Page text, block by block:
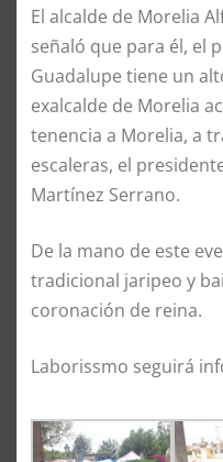
El alcalde de Morelia
señaló que para él, el
Guadalupe tiene un
exalcalde de Morelia
tenencia a Morelia, a
escaleras, el
Martínez Serrano.
De la mano de este
tradicional jaripeo y
coronación de reina.
Laborissmo seguirá